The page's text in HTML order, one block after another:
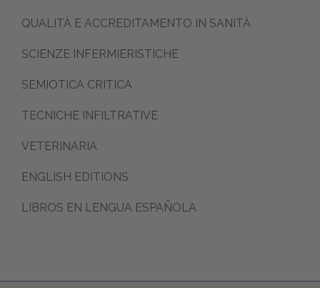
QUALITÀ E ACCREDITAMENTO IN SANITÀ
SCIENZE INFERMIERISTICHE
SEMIOTICA CRITICA
TECNICHE INFILTRATIVE
VETERINARIA
ENGLISH EDITIONS
LIBROS EN LENGUA ESPAÑOLA